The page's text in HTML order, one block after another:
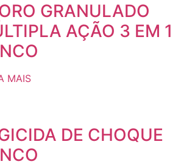
GRANULADO
AÇÃO 3 EM 1
MAIS
DE CHOQUE